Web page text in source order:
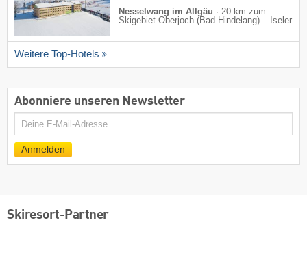
Nesselwang im Allgäu · 20 km zum
Skigebiet Oberjoch (Bad Hindelang) – Iseler
Weitere Top-Hotels
Abonniere unseren Newsletter
E-
Anmelden
Skiresort-Partner